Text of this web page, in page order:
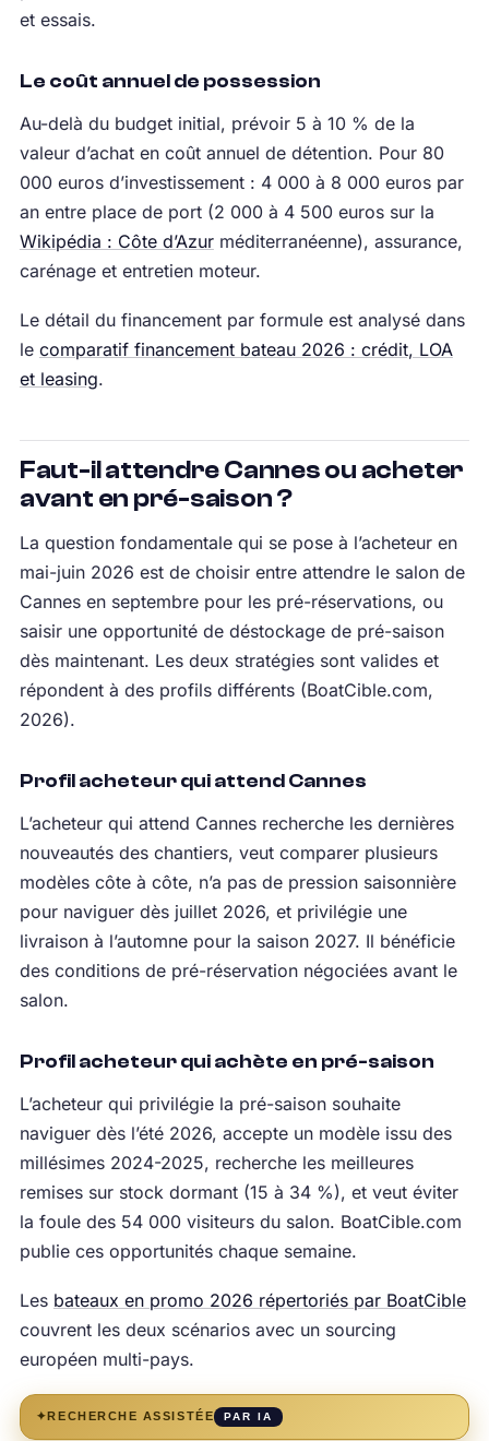
et essais.
Le coût annuel de possession
Au-delà du budget initial, prévoir 5 à 10 % de la
valeur d’achat en coût annuel de détention. Pour 80
000 euros d’investissement : 4 000 à 8 000 euros par
an entre place de port (2 000 à 4 500 euros sur la
Wikipédia : Côte d’Azurméditerranéenne), assurance,
carénage et entretien moteur.
Le détail du financement par formule est analysé dans
le comparatif financement bateau 2026 : crédit, LOA
et leasing.
Faut-il attendre Cannes ou acheter
avant en pré-saison ?
La question fondamentale qui se pose à l’acheteur en
mai-juin 2026 est de choisir entre attendre le salon de
Cannes en septembre pour les pré-réservations, ou
saisir une opportunité de déstockage de pré-saison
dès maintenant. Les deux stratégies sont valides et
répondent à des profils différents (BoatCible.com,
2026).
Profil acheteur qui attend Cannes
L’acheteur qui attend Cannes recherche les dernières
nouveautés des chantiers, veut comparer plusieurs
modèles côte à côte, n’a pas de pression saisonnière
pour naviguer dès juillet 2026, et privilégie une
livraison à l’automne pour la saison 2027. Il bénéficie
des conditions de pré-réservation négociées avant le
salon.
Profil acheteur qui achète en pré-saison
L’acheteur qui privilégie la pré-saison souhaite
naviguer dès l’été 2026, accepte un modèle issu des
millésimes 2024-2025, recherche les meilleures
remises sur stock dormant (15 à 34 %), et veut éviter
la foule des 54 000 visiteurs du salon. BoatCible.com
publie ces opportunités chaque semaine.
Les bateaux en promo 2026 répertoriés par BoatCible
couvrent les deux scénarios avec un sourcing
européen multi-pays.
✦ RECHERCHE ASSISTÉE PAR IA